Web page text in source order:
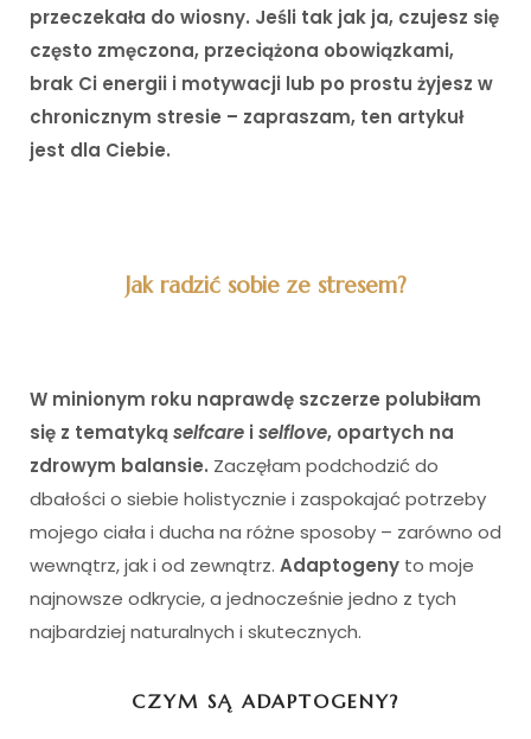
przeczekała do wiosny. Jeśli tak jak ja, czujesz się
często zmęczona, przeciążona obowiązkami,
brak Ci energii i motywacji lub po prostu żyjesz w
chronicznym stresie – zapraszam, ten artykuł
jest dla Ciebie.
Jak radzić sobie ze stresem?
W minionym roku naprawdę szczerze polubiłam
się z tematykąselfcare iselflove, opartych na
zdrowym balansie. Zaczęłam podchodzić do
dbałości o siebie holistycznie i zaspokajać potrzeby
mojego ciała i ducha na różne sposoby – zarówno od
wewnątrz, jak i od zewnątrz. Adaptogeny to moje
najnowsze odkrycie, a jednocześnie jedno z tych
najbardziej naturalnych i skutecznych.
CZYM SĄ ADAPTOGENY?